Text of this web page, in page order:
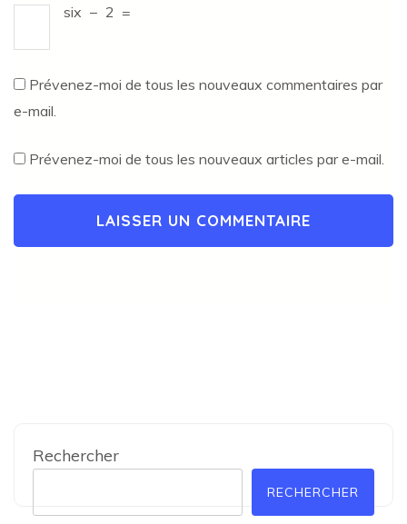
six − 2 =
Prévenez-moi de tous les nouveaux commentaires par
e-mail.
Prévenez-moi de tous les nouveaux articles par e-mail.
Rechercher
RECHERCHER